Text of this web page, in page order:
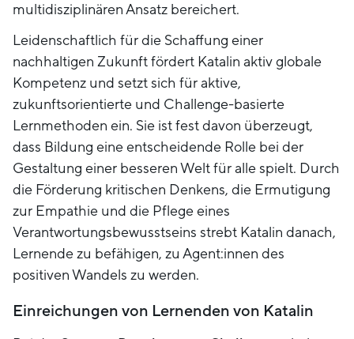
multidisziplinären Ansatz bereichert.
Leidenschaftlich für die Schaffung einer
nachhaltigen Zukunft fördert Katalin aktiv globale
Kompetenz und setzt sich für aktive,
zukunftsorientierte und Challenge-basierte
Lernmethoden ein. Sie ist fest davon überzeugt,
dass Bildung eine entscheidende Rolle bei der
Gestaltung einer besseren Welt für alle spielt. Durch
die Förderung kritischen Denkens, die Ermutigung
zur Empathie und die Pflege eines
Verantwortungsbewusstseins strebt Katalin danach,
Lernende zu befähigen, zu Agent:innen des
positiven Wandels zu werden.
Einreichungen von Lernenden von Katalin